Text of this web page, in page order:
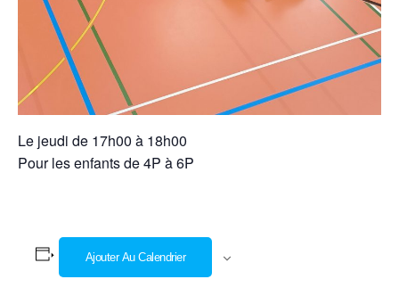
Le jeudi de 17h00 à 18h00
Pour les enfants de 4P à 6P
Ajouter Au Calendrier